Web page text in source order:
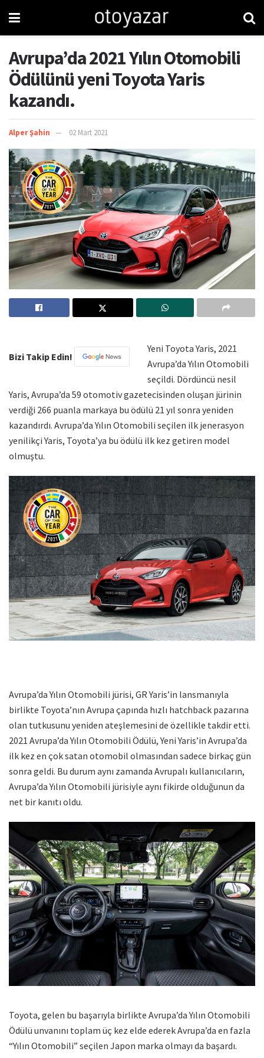
Avrupa’da 2021 Yılın Otomobili
Ödülünü yeni Toyota Yaris
kazandı.
Alper Şahin 02 Mart 2021
Bizi Takip Edin!
Yeni Toyota Yaris, 2021
Avrupa’da Yılın Otomobili
seçildi. Dördüncü nesil
Yaris, Avrupa’da 59 otomotiv gazetecisinden oluşan jürinin
verdiği 266 puanla markaya bu ödülü 21 yıl sonra yeniden
kazandırdı. Avrupa’da Yılın Otomobili seçilen ilk jenerasyon
yenilikçi Yaris, Toyota’ya bu ödülü ilk kez getiren model
olmuştu.
Avrupa’da Yılın Otomobili jürisi, GR Yaris’in lansmanıyla
birlikte Toyota’nın Avrupa çapında hızlı hatchback pazarına
olan tutkusunu yeniden ateşlemesini de özellikle takdir etti.
2021 Avrupa’da Yılın Otomobili Ödülü, Yeni Yaris’in Avrupa’da
ilk kez en çok satan otomobil olmasından sadece birkaç gün
sonra geldi. Bu durum aynı zamanda Avrupalı kullanıcıların,
Avrupa’da Yılın Otomobili jürisiyle aynı fikirde olduğunun da
net bir kanıtı oldu.
Toyota, gelen bu başarıyla birlikte Avrupa’da Yılın Otomobili
Ödülü unvanını toplam üç kez elde ederek Avrupa’da en fazla
“Yılın Otomobili” seçilen Japon marka olmayı da başardı.